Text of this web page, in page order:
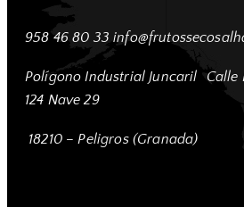
958 46 80 33
Polígono Industrial Juncaril Calle
124 Nave 29
18210 – Peligros (Granada)